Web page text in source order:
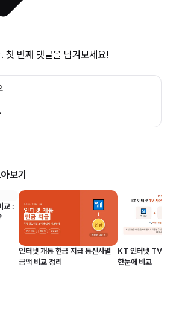
첫 번째 댓글을 남겨보세요!
보기
교 :
인터넷 개통 현금 지급 통신사별
금액 비교 정리
KT 인터넷 TV 사
한눈에 비교